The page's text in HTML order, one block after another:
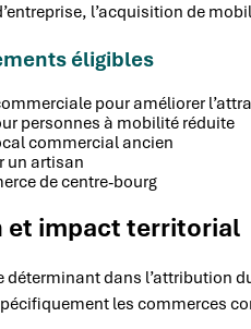
l’acquisition de
éligibles
pour améliorer
personnes à mobilité réduite
commercial ancien
un artisan
de centre-bourg
et impact territorial
déterminant dans l’attribution
les commerces